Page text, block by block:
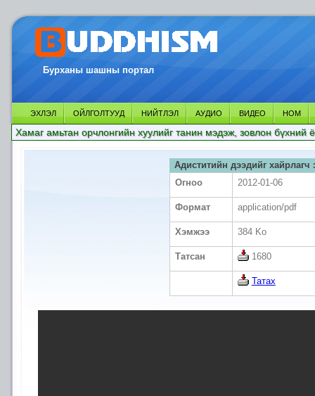
Бурханы шашны портал
ЭХЛЭЛ ОЙЛГОЛТУУД НИЙТЛЭЛ АУДИО ВИДЕО НОМ
Хамаг амьтан орчлонгийн хуулийг танин мэдэж, зовлон бүхний
Адиститийн дээдийг хайрлагч
Огноо
2012-01-06
Формат application/pdf
Хэмжээ 384 Ko
Татсан 1680
Татах